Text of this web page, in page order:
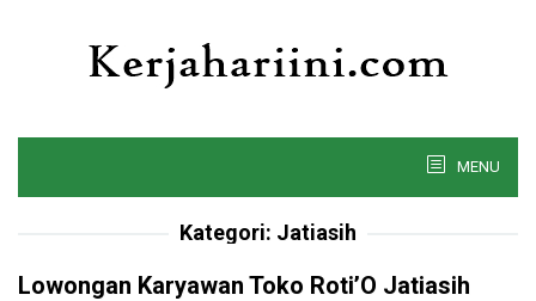
MENU
Kategori: Jatiasih
Lowongan Karyawan Toko Roti’O Jatiasih